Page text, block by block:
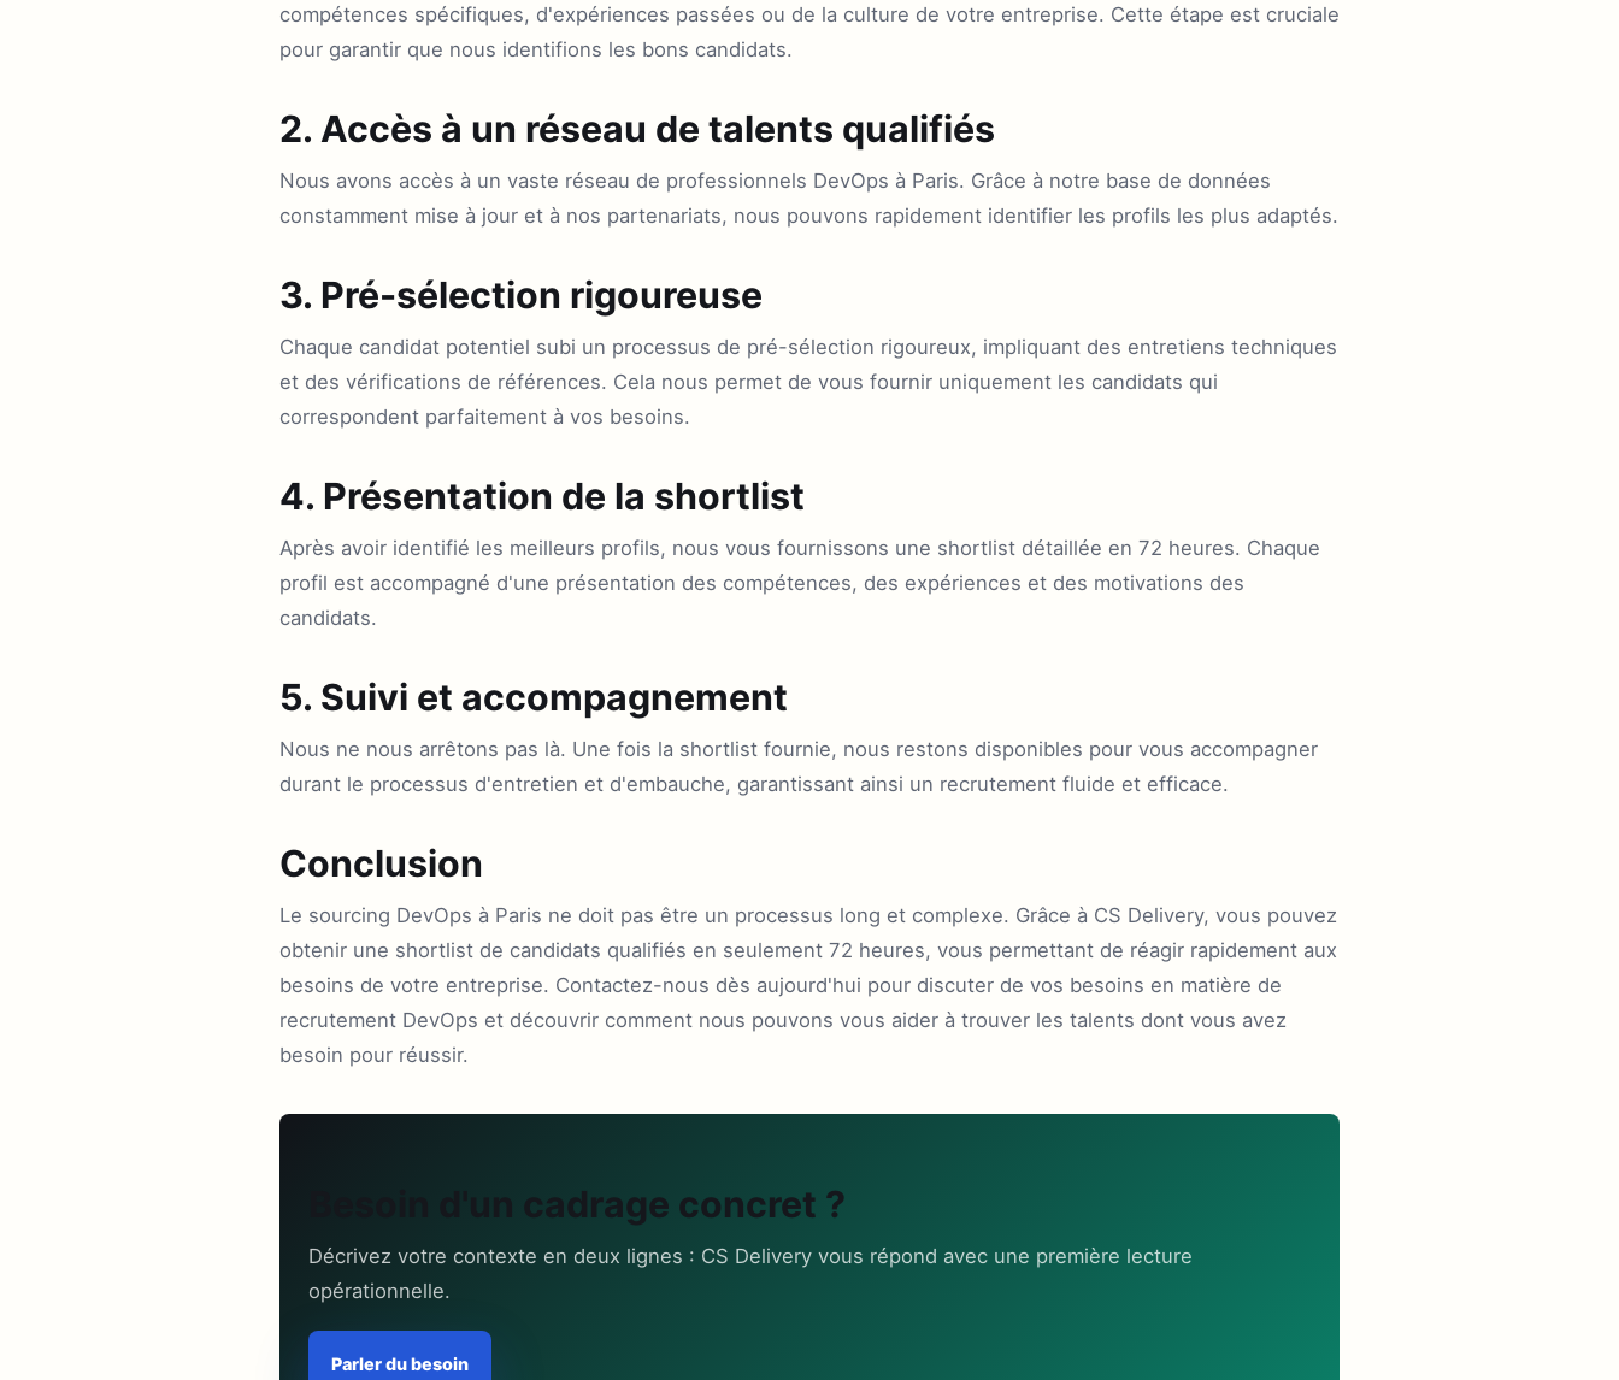
compétences spécifiques, d'expériences passées ou de la culture de votre entreprise. Cette étape est cruciale
pour garantir que nous identifions les bons candidats.
2. Accès à un réseau de talents qualifiés
Nous avons accès à un vaste réseau de professionnels DevOps à Paris. Grâce à notre base de données
constamment mise à jour et à nos partenariats, nous pouvons rapidement identifier les profils les plus adaptés.
3. Pré-sélection rigoureuse
Chaque candidat potentiel subi un processus de pré-sélection rigoureux, impliquant des entretiens techniques
et des vérifications de références. Cela nous permet de vous fournir uniquement les candidats qui
correspondent parfaitement à vos besoins.
4. Présentation de la shortlist
Après avoir identifié les meilleurs profils, nous vous fournissons une shortlist détaillée en 72 heures. Chaque
profil est accompagné d'une présentation des compétences, des expériences et des motivations des
candidats.
5. Suivi et accompagnement
Nous ne nous arrêtons pas là. Une fois la shortlist fournie, nous restons disponibles pour vous accompagner
durant le processus d'entretien et d'embauche, garantissant ainsi un recrutement fluide et efficace.
Conclusion
Le sourcing DevOps à Paris ne doit pas être un processus long et complexe. Grâce à CS Delivery, vous pouvez
obtenir une shortlist de candidats qualifiés en seulement 72 heures, vous permettant de réagir rapidement aux
besoins de votre entreprise. Contactez-nous dès aujourd'hui pour discuter de vos besoins en matière de
recrutement DevOps et découvrir comment nous pouvons vous aider à trouver les talents dont vous avez
besoin pour réussir.
Besoin d'un cadrage concret ?
Décrivez votre contexte en deux lignes : CS Delivery vous répond avec une première lecture
opérationnelle.
Parler du besoin